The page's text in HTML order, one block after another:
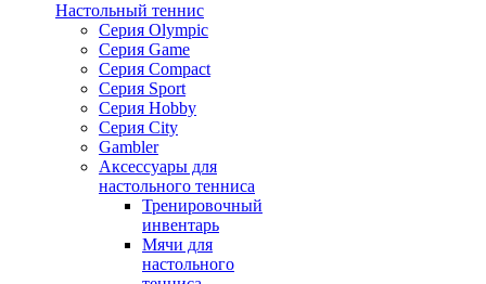
Настольный теннис
Серия Olympic
Серия Game
Серия Compact
Серия Sport
Серия Hobby
Серия City
Gambler
Аксессуары для
настольного тенниса
Тренировочный
инвентарь
Мячи для
настольного